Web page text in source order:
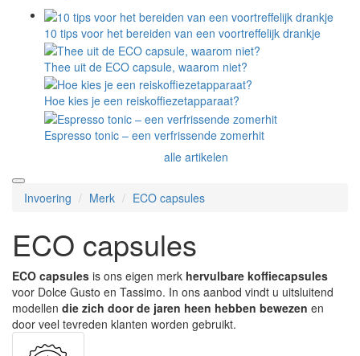
10 tips voor het bereiden van een voortreffelijk drankje
Thee uit de ECO capsule, waarom niet?
Hoe kies je een reiskoffiezetapparaat?
Espresso tonic – een verfrissende zomerhit
alle artikelen
Invoering Merk ECO capsules
ECO capsules
ECO capsules is ons eigen merk hervulbare koffiecapsules
voor Dolce Gusto en Tassimo. In ons aanbod vindt u uitsluitend
modellen die zich door de jaren heen hebben bewezen en
door veel tevreden klanten worden gebruikt.